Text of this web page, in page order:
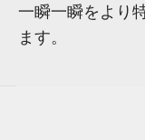
一瞬一瞬をより
ます。